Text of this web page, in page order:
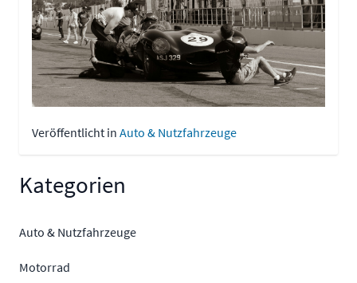
Kategorien
Auto & Nutzfahrzeuge
Motorrad
Veröffentlicht in Auto & Nutzfahrzeuge